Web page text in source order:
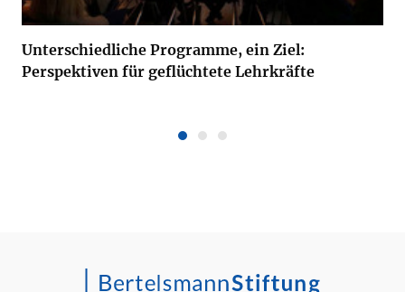
Unterschiedliche Programme, ein Ziel:
Perspektiven für geflüchtete Lehrkräfte